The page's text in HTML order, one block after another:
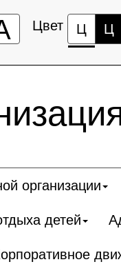
Цвет Ц Ц
организации
детей